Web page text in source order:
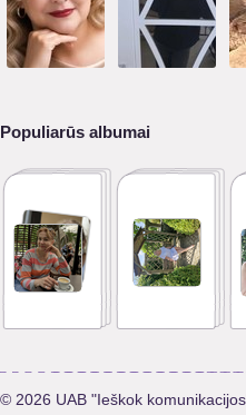
Populiarūs albumai
© 2026 UAB "Ieškok